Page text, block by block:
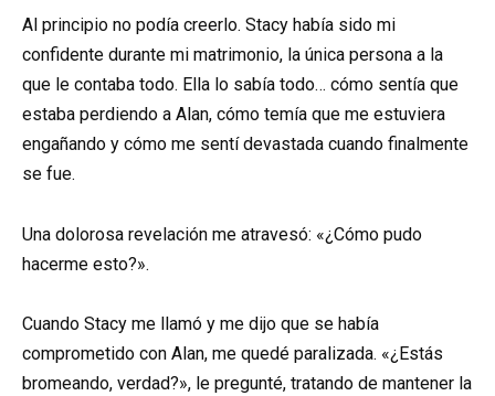
Al principio no podía creerlo. Stacy había sido mi
confidente durante mi matrimonio, la única persona a la
que le contaba todo. Ella lo sabía todo… cómo sentía que
estaba perdiendo a Alan, cómo temía que me estuviera
engañando y cómo me sentí devastada cuando finalmente
se fue.
Una dolorosa revelación me atravesó: «¿Cómo pudo
hacerme esto?».
Cuando Stacy me llamó y me dijo que se había
comprometido con Alan, me quedé paralizada. «¿Estás
bromeando, verdad?», le pregunté, tratando de mantener la